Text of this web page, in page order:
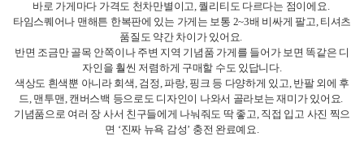
즈는 거의 품절이에요.
그래서 보통 오픈 시간 전이나 평일 오전에 가는 게 눈치게임에서 이기는 길
이에요.
매장 바로 앞에서 인증샷도 많이 남기는데, 깔끔한 외관 덕분에 사진도 잘 나
오는 편이에요.
스투시 매장에서 산 옷은 여행 후에도 실용성 높고, 입고 있을 때마다 뉴욕을
떠올리게 해줘요.
패션에 관심 있다면 꼭 체크해보세요!